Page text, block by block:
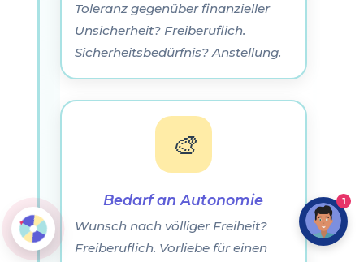
Toleranz gegenüber finanzieller
Unsicherheit? Freiberuflich.
Sicherheitsbedürfnis? Anstellung.
🎨
Bedarf an Autonomie
Wunsch nach völliger Freiheit?
Freiberuflich. Vorliebe für einen
1